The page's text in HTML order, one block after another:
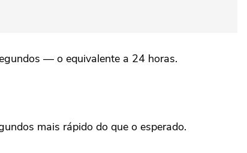
— o equivalente a 24 horas.
mais rápido do que o esperado.